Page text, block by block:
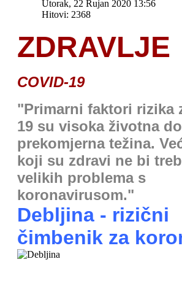
Utorak, 22 Rujan 2020 13:56
Hitovi: 2368
ZDRAVLJE
COVID-19
"Primarni faktori rizika
19 su visoka životna
prekomjerna težina.
koji su zdravi ne bi
velikih problema s
koronavirusom."
Debljina - rizični
čimbenik za